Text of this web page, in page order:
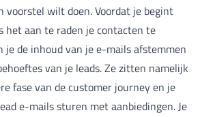
voorstel wilt doen. Voordat je begint
het aan te raden je contacten te
je de inhoud van je e-mails afstemmen
van je leads. Ze zitten namelijk
fase van de customer journey en je
e-mails sturen met aanbiedingen. Je